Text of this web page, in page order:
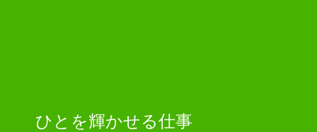
ひとを輝かせる仕事